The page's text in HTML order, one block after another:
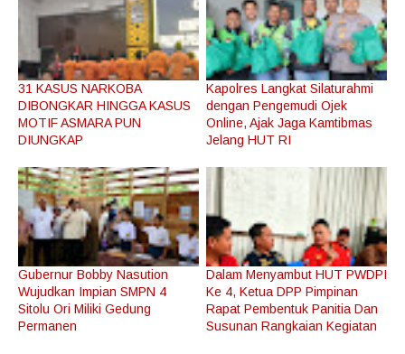
31 KASUS NARKOBA
DIBONGKAR HINGGA KASUS
MOTIF ASMARA PUN
DIUNGKAP
Kapolres Langkat Silaturahmi
dengan Pengemudi Ojek
Online, Ajak Jaga Kamtibmas
Jelang HUT RI
Gubernur Bobby Nasution
Wujudkan Impian SMPN 4
Sitolu Ori Miliki Gedung
Permanen
Dalam Menyambut HUT PWDPI
Ke 4, Ketua DPP Pimpinan
Rapat Pembentuk Panitia Dan
Susunan Rangkaian Kegiatan